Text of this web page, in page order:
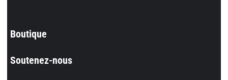
Boutique
Soutenez-nous